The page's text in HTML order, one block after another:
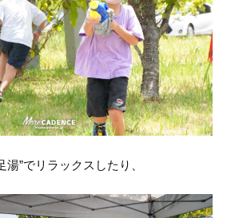
”でリラックスしたり、